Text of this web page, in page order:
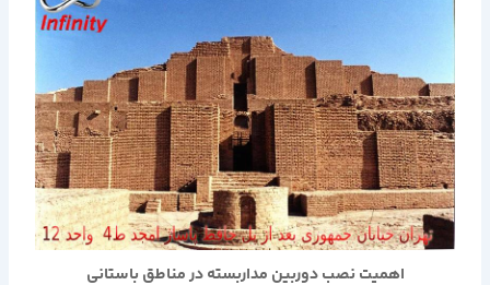
اهمیت نصب دوربین مداربسته در مناطق باستانی